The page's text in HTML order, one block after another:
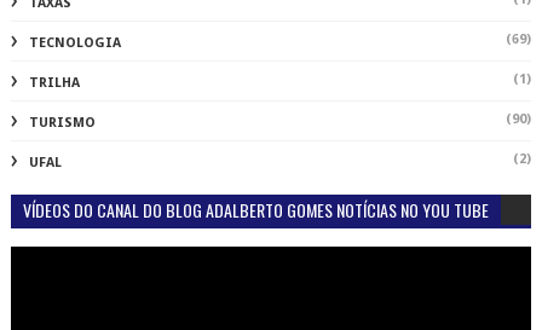
TAXAS
TECNOLOGIA (69)
TRILHA (1)
TURISMO (90)
UFAL (2)
VÍDEOS DO CANAL DO BLOG ADALBERTO GOMES NOTÍCIAS NO YOU TUBE